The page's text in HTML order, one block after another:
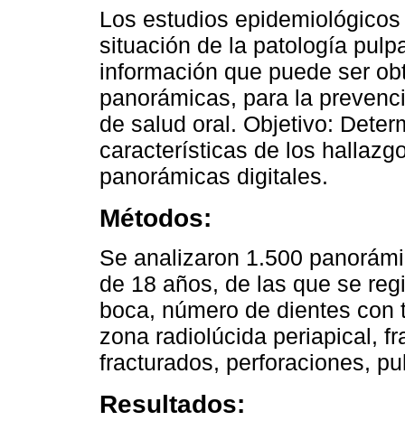
Los estudios
situación de la patología
información que puede ser
panorámicas, para la
de salud oral. Objetivo:
características de los
panorámicas digitales.
Métodos:
Se analizaron 1.500
de 18 años, de las que se
boca, número de dientes
zona radiolúcida periapical,
fracturados, perforaciones,
Resultados: